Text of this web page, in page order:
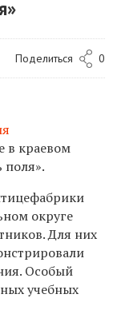
Поделиться 0
в краевом
поля».
округе
Для них
Особый
учебных